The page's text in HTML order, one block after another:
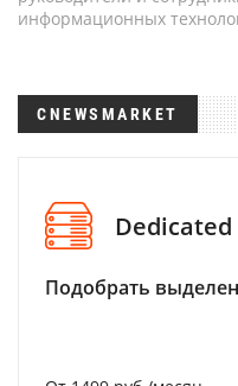
информационных
CNEWSMARKET
Dedicated
Подобрать